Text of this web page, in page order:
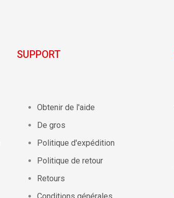
SUPPORT
Obtenir de l'aide
De gros
Politique d'expédition
Politique de retour
Retours